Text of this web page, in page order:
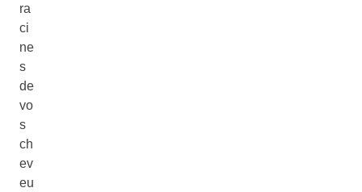
ra
ci
ne
s
de
vo
s
ch
ev
eu